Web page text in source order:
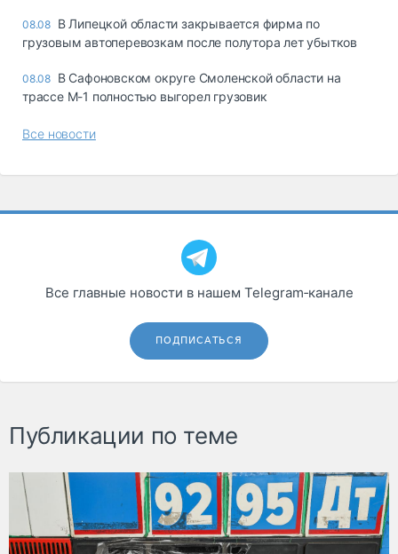
08.08 В Липецкой области закрывается фирма по
грузовым автоперевозкам после полутора лет убытков
08.08 В Сафоновском округе Смоленской области на
трассе М-1 полностью выгорел грузовик
Все новости
Все главные новости в нашем Telegram‑канале
ПОДПИСАТЬСЯ
Публикации по теме